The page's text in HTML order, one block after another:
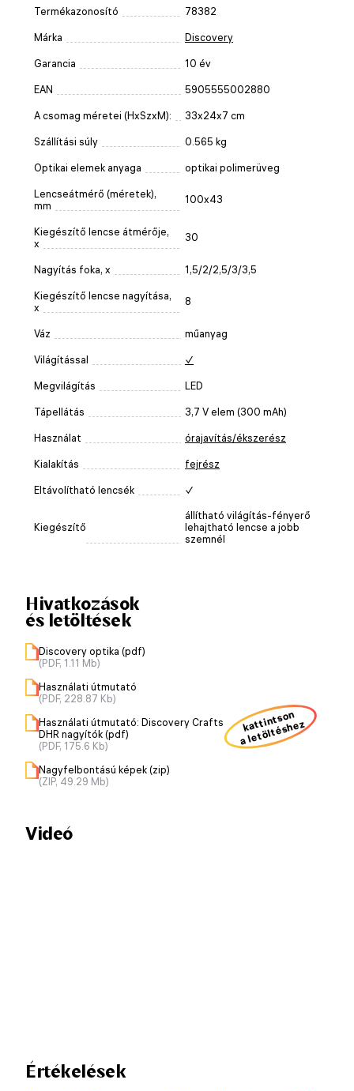
Termékazonosító 78382
Márka Discovery
Garancia 10 év
EAN 5905555002880
A csomag méretei (HxSzxM): 33x24x7 cm
Szállítási súly 0.565 kg
Optikai elemek anyaga optikai polimerüveg
Lencseátmérő (méretek),
mm
100x43
Kiegészítő lencse átmérője,
x
30
Nagyítás foka, x 1,5/2/2,5/3/3,5
Kiegészítő lencse nagyítása,
x
8
Váz műanyag
Világítással ✓
Megvilágítás LED
Tápellátás 3,7 V elem (300 mAh)
Használat órajavítás/ékszerész
Kialakítás fejrész
Eltávolítható lencsék ✓
Kiegészítő
állítható világítás-fényerő
lehajtható lencse a jobb
szemnél
Hivatkozások
és letöltések
Discovery optika (pdf)
(PDF, 1.11 Mb)
Használati útmutató
(PDF, 228.87 Kb)
Használati útmutató: Discovery Crafts
DHR nagyítók (pdf)
(PDF, 175.6 Kb)
Nagyfelbontású képek (zip)
(ZIP, 49.29 Mb)
kattintson
a letöltéshez
Videó
Értékelések